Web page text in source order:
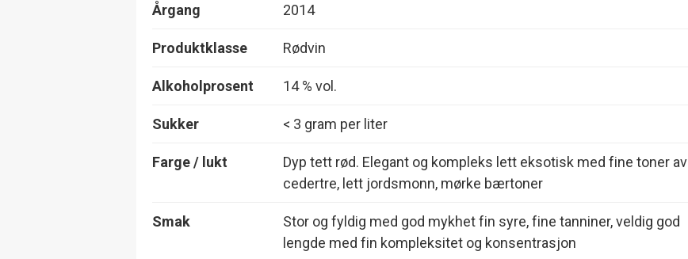
Årgang 2014
Produktklasse Rødvin
Alkoholprosent 14 % vol.
Sukker < 3 gram per liter
Farge / lukt
Dyp tett rød. Elegant og kompleks lett eksotisk med fine toner av
cedertre, lett jordsmonn, mørke bærtoner
Smak
Stor og fyldig med god mykhet fin syre, fine tanniner, veldig god
lengde med fin kompleksitet og konsentrasjon